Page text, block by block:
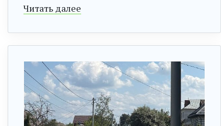
Читать далее